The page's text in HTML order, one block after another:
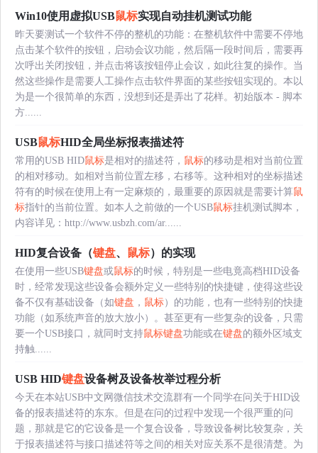
Win10使用虚拟USB鼠标实现自动挂机测试功能
昨天要测试一个软件不停的整机的功能：在整机软件中需要不停地
点击某个软件的按钮，启动会议功能，然后隔一段时间后，需要再
次呼出关闭按钮，并点击将该按钮停止会议，如此往复的操作。当
然这些操作是需要人工操作点击软件界面的某些按钮实现的。本以
为是一个很简单的东西，没想到还是弄出了花样。初始版本 - 脚本
方......
USB鼠标HID全局坐标报表描述符
常用的USB HID鼠标是相对的描述符， 鼠标的移动是相对当前位置
的相对移动。如相对当前位置左移，右移等。这种相对的坐标描述
符有的时候在使用上有一定麻烦的，最重要的原因就是需要计算鼠
标指针的当前位置。如本人之前做的一个USB鼠标挂机测试脚本，
内容详见：http://www.usbzh.com/ar......
HID复合设备（键盘、 鼠标）的实现
在使用一些USB键盘或鼠标的时候，特别是一些电竟高档HID设备
时，经常发现这些设备会额外定义一些特别的快捷键，使得这些设
备不仅有基础设备（如键盘 ， 鼠标）的功能，也有一些特别的快捷
功能（如系统声音的放大放小）。甚至更有一些复杂的设备，只需
要一个USB接口，就同时支持鼠标键盘功能或在键盘的额外区域支
持触......
USB HID键盘设备树及设备枚举过程分析
今天在本站USB中文网微信技术交流群有一个同学在问关于HID设
备的报表描述符的东东。但是在问的过程中发现一个很严重的问
题，那就是它的它设备是一个复合设备，导致设备树比较复杂，关
于报表描述符与接口描述符等之间的相关对应关系不是很清楚。为